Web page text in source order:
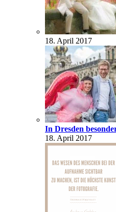
18. April 2017
In Dresden
18. April 2017